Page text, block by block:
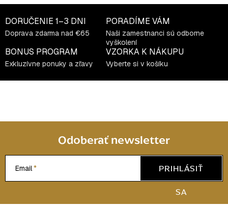
k
y
v
ý
p
i
s
DORUČENIE 1–3 DNI
Doprava zdarma nad €65
PORADÍME VÁM
Naši zamestnanci sú odborne
vyškolení
BONUS PROGRAM
Exkluzívne ponuky a zľavy
VZORKA K NÁKUPU
Vyberte si v košíku
Odoberať newsletter
Email
PRIHLÁSIŤ
SA